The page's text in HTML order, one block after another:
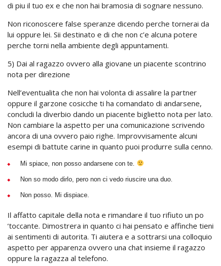
di piu il tuo ex e che non hai bramosia di sognare nessuno.
Non riconoscere false speranze dicendo perche tornerai da
lui oppure lei. Sii destinato e di che non c’e alcuna potere
perche torni nella ambiente degli appuntamenti.
5) Dai al ragazzo ovvero alla giovane un piacente scontrino
nota per direzione
Nell’eventualita che non hai volonta di assalire la partner
oppure il garzone cosicche ti ha comandato di andarsene,
concludi la diverbio dando un piacente biglietto nota per lato.
Non cambiare la aspetto per una comunicazione scrivendo
ancora di una ovvero paio righe. Improvvisamente alcuni
esempi di battute carine in quanto puoi produrre sulla cenno.
Mi spiace, non posso andarsene con te.
Non so modo dirlo, pero non ci vedo riuscire una duo.
Non posso. Mi dispiace.
Il affatto capitale della nota e rimandare il tuo rifiuto un po
‘toccante. Dimostrera in quanto ci hai pensato e affinche tieni
ai sentimenti di autorita. Ti aiutera e a sottrarsi una colloquio
aspetto per apparenza ovvero una chat insieme il ragazzo
oppure la ragazza al telefono.